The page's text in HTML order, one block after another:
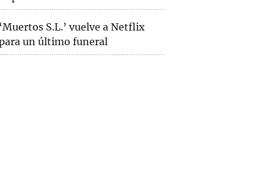
‘Muertos S.L.’ vuelve a Netflix
un último funeral